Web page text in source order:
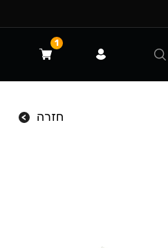
חזרה
1